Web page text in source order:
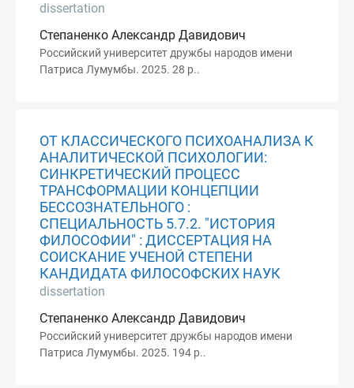
dissertation
Степаненко Александр Давидович
Российский университет дружбы народов имени
Патриса Лумумбы. 2025. 28 p..
ОТ КЛАССИЧЕСКОГО ПСИХОАНАЛИЗА К
АНАЛИТИЧЕСКОЙ ПСИХОЛОГИИ:
СИНКРЕТИЧЕСКИЙ ПРОЦЕСС
ТРАНСФОРМАЦИИ КОНЦЕПЦИИ
БЕССОЗНАТЕЛЬНОГО :
СПЕЦИАЛЬНОСТЬ 5.7.2. "ИСТОРИЯ
ФИЛОСОФИИ" : ДИССЕРТАЦИЯ НА
СОИСКАНИЕ УЧЕНОЙ СТЕПЕНИ
КАНДИДАТА ФИЛОСОФСКИХ НАУК
dissertation
Степаненко Александр Давидович
Российский университет дружбы народов имени
Патриса Лумумбы. 2025. 194 p..